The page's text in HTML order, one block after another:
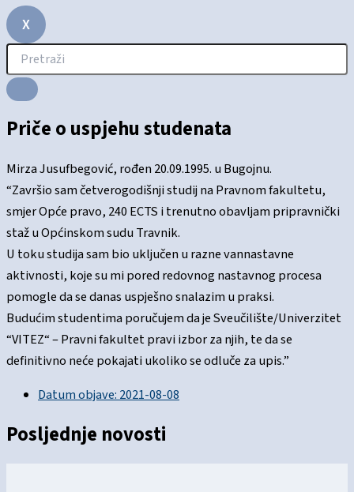
X
Priče o uspjehu studenata
Mirza Jusufbegović, rođen 20.09.1995. u Bugojnu.
“Završio sam četverogodišnji studij na Pravnom fakultetu,
smjer Opće pravo, 240 ECTS i trenutno obavljam pripravnički
staž u Općinskom sudu Travnik.
U toku studija sam bio uključen u razne vannastavne
aktivnosti, koje su mi pored redovnog nastavnog procesa
pomogle da se danas uspješno snalazim u praksi.
Budućim studentima poručujem da je Sveučilište/Univerzitet
“VITEZ“ – Pravni fakultet pravi izbor za njih, te da se
definitivno neće pokajati ukoliko se odluče za upis.”
Datum objave:2021-08-08
Posljednje novosti